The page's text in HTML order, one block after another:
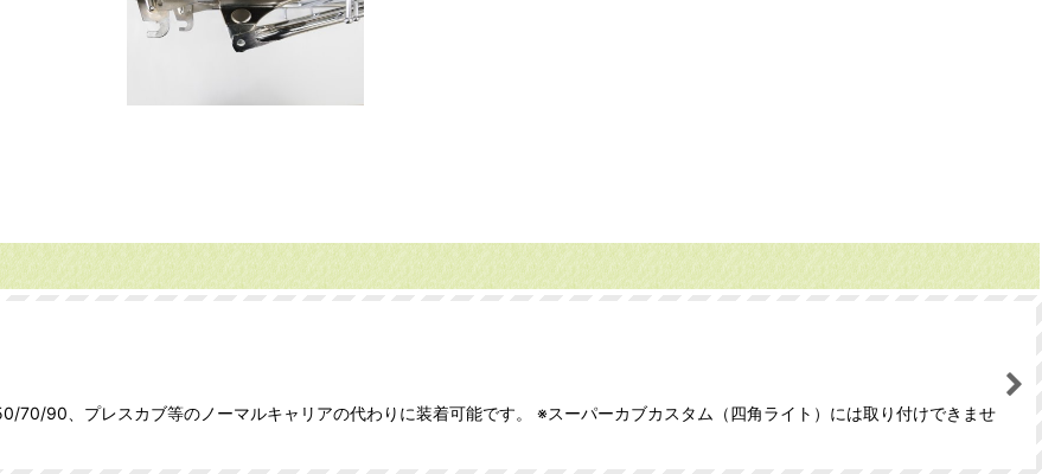
70/90、プレスカブ等のノーマルキャリアの代わりに装着可能です。 ※スーパーカブカスタム（四角ライト）には取り付けできませ